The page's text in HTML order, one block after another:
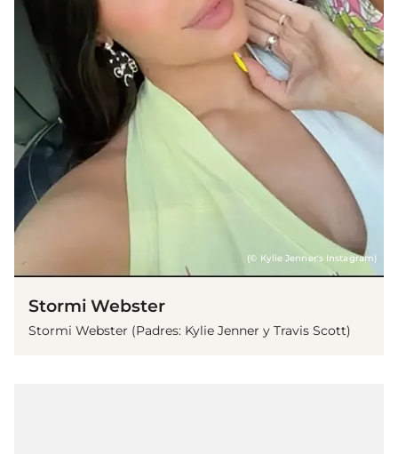
(© Kylie Jenner's Instagram)
Stormi Webster
Stormi Webster (Padres: Kylie Jenner y Travis Scott)